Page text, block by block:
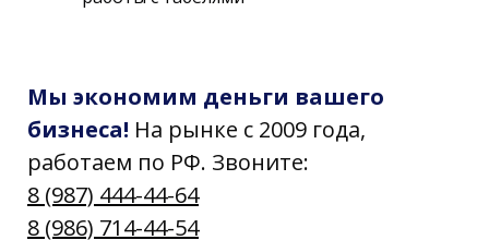
Мы экономим деньги вашего
бизнеса! На рынке с 2009 года,
работаем по РФ. Звоните:
8 (987) 444-44-64
8 (986) 714-44-54